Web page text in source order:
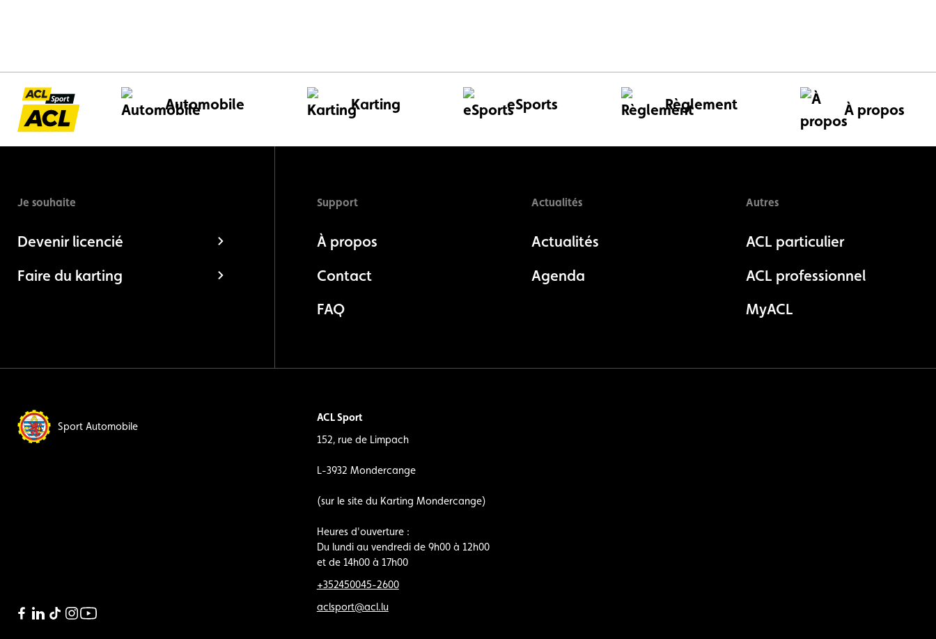
Automobile Karting eSports Règlement À propos
Je souhaite
Devenir licencié
Faire du karting
Support
À propos
Contact
FAQ
Actualités
Actualités
Agenda
Autres
ACL particulier
ACL professionnel
MyACL
Sport Automobile
ACL Sport
152, rue de Limpach
L-3932 Mondercange
(sur le site du Karting Mondercange)
Heures d'ouverture :
Du lundi au vendredi de 9h00 à 12h00
et de 14h00 à 17h00
+352450045-2600
aclsport@acl.lu